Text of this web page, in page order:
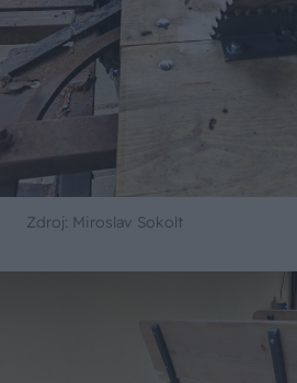
Zdroj: Miroslav Sokolt